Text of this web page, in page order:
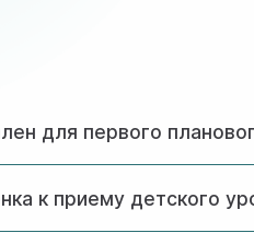
для первого
к школе.
к приему детского